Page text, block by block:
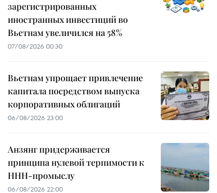
зарегистрированных
иностранных инвестиций во
Вьетнам увеличился на 58%
07/08/2026 00:30
Вьетнам упрощает привлечение
капитала посредством выпуска
корпоративных облигаций
06/08/2026 23:00
Анзянг придерживается
принципа нулевой терпимости к
ННН-промыслу
06/08/2026 22:00